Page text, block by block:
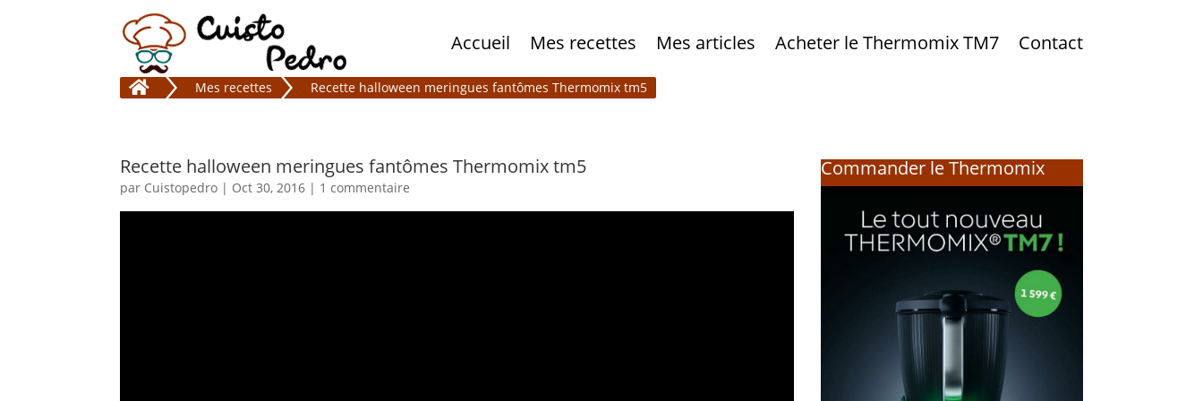
Accueil Mes recettes Mes articles Acheter le Thermomix TM7 Contact
 Mes recettes Recette halloween meringues fantômes Thermomix tm5
Recette halloween meringues fantômes Thermomix tm5
par Cuistopedro | Oct 30, 2016 | 1 commentaire
Commander le Thermomix